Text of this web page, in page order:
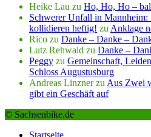
Heike Lau zu Ho, Ho, Ho –
Schwerer Unfall in
kollidieren heftig! zu Anklage
Rico zu Danke – Danke –
Lutz Rehwald zu Danke –
Peggy zu Gemeinschaft,
Schloss Augustusburg
Andreas Linznerzu Aus Zwei
gibt ein Geschäft auf
© Sachsenbike.de
Startseite